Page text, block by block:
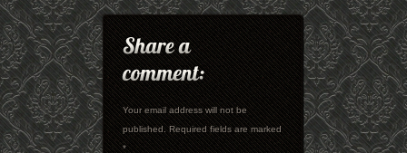
Your email address will not be
published. Required fields are marked
*